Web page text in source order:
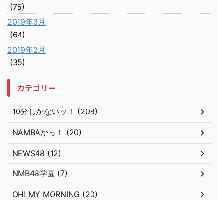
(75)
2019年3月
(64)
2019年2月
(35)
カテゴリー
10分しかないッ！ (208)
NAMBAかっ！ (20)
NEWS48 (12)
NMB48学園 (7)
OH! MY MORNING (20)